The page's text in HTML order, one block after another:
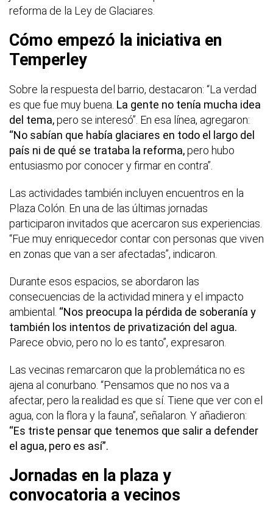
reforma de la Ley de Glaciares.
Cómo empezó la iniciativa en
Temperley
Sobre la respuesta del barrio, destacaron: “La verdad
es que fue muy buena. La gente no tenía mucha idea
del tema,pero se interesó”. En esa línea, agregaron:
“No sabían que había glaciares en todo el largo del
país ni de qué se trataba la reforma,pero hubo
entusiasmo por conocer y firmar en contra”.
Las actividades también incluyen encuentros en la
Plaza Colón. En una de las últimas jornadas
participaron invitados que acercaron sus experiencias.
“Fue muy enriquecedor contar con personas que viven
en zonas que van a ser afectadas”, indicaron.
Durante esos espacios, se abordaron las
consecuencias de la actividad minera y el impacto
ambiental. “Nos preocupa la pérdida de soberanía y
también los intentos de privatización del agua.
Parece obvio, pero no lo es tanto”, expresaron.
Las vecinas remarcaron que la problemática no es
ajena al conurbano. “Pensamos que no nos va a
afectar, pero la realidad es que sí. Tiene que ver con el
agua, con la flora y la fauna”, señalaron. Y añadieron:
“Es triste pensar que tenemos que salir a defender
el agua, pero es así”.
Jornadas en la plaza y
convocatoria a vecinos